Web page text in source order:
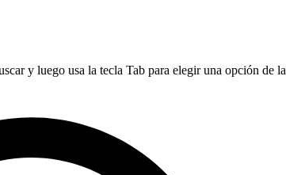
y luego usa la tecla Tab para elegir una opción de la